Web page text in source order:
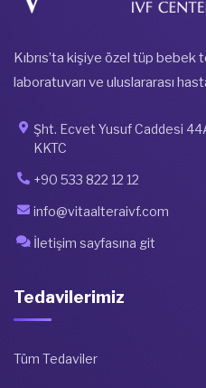
Kıbrıs’ta kişiye özel tüp
laboratuvarı ve uluslararası
Şht. Ecvet Yusuf Caddesi
KKTC
+90 533 822 12 12
info@vitaalteraivf.com
İletişim sayfasına git
Tedavilerimiz
Tüm Tedaviler